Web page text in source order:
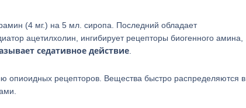
(4 мг.) на 5 мл. сиропа. Последний обладает
ацетилхолин, ингибирует рецепторы биогенного амина,
седативное действие
опиоидных рецепторов. Вещества быстро распределяются в